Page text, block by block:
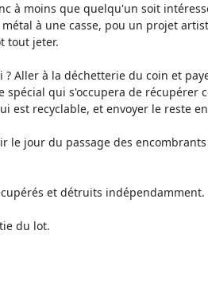
à moins que quelqu'un soit
à une casse, pou un projet
tout jeter.
Aller à la déchetterie du coin et
spécial qui s'occupera de récupérer
est recyclable, et envoyer le reste
le jour du passage des encombrants
et détruits indépendamment.
du lot.